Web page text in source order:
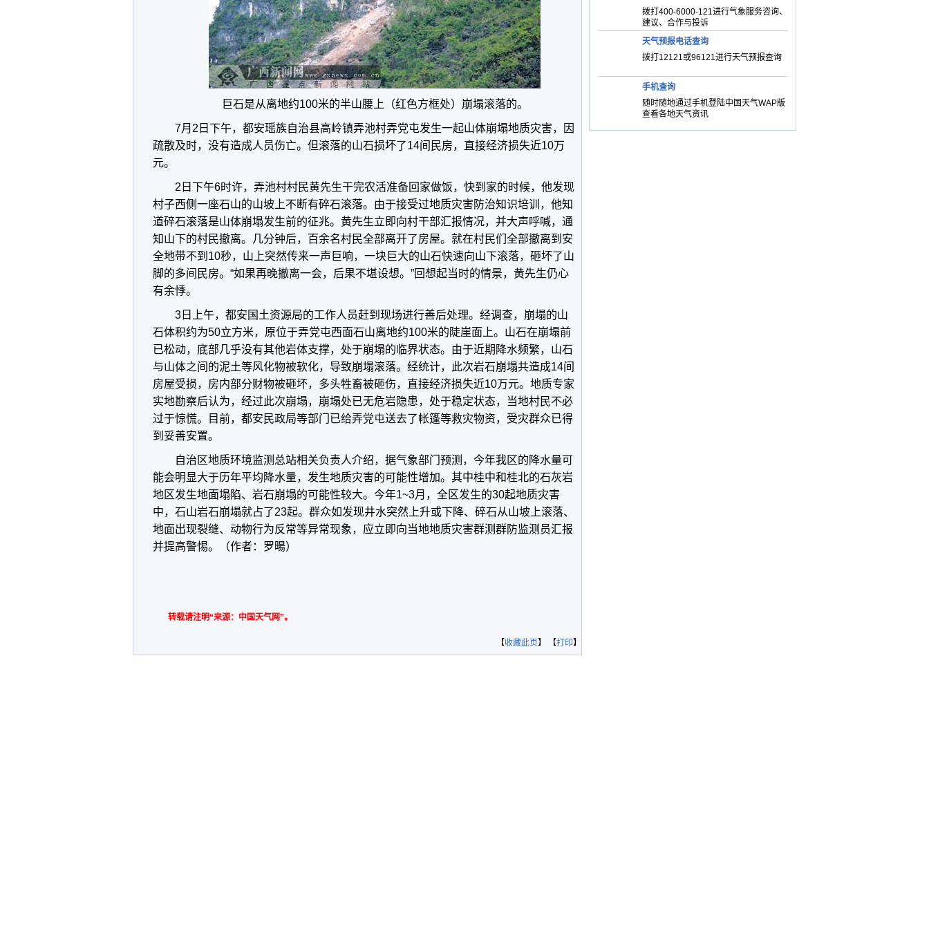
巨石是从离地约100米的半山腰上（红色方框处）崩塌滚落的。
7月2日下午，都安瑶族自治县高岭镇弄池村弄党屯发生一起山体崩塌地质灾害，因
疏散及时，没有造成人员伤亡。但滚落的山石损坏了14间民房，直接经济损失近10万
元。
2日下午6时许，弄池村村民黄先生干完农活准备回家做饭，快到家的时候，他发现
村子西侧一座石山的山坡上不断有碎石滚落。由于接受过地质灾害防治知识培训，他知
道碎石滚落是山体崩塌发生前的征兆。黄先生立即向村干部汇报情况，并大声呼喊，通
知山下的村民撤离。几分钟后，百余名村民全部离开了房屋。就在村民们全部撤离到安
全地带不到10秒，山上突然传来一声巨响，一块巨大的山石快速向山下滚落，砸坏了山
脚的多间民房。“如果再晚撤离一会，后果不堪设想。”回想起当时的情景，黄先生仍心
有余悸。
3日上午，都安国土资源局的工作人员赶到现场进行善后处理。经调查，崩塌的山
石体积约为50立方米，原位于弄党屯西面石山离地约100米的陡崖面上。山石在崩塌前
已松动，底部几乎没有其他岩体支撑，处于崩塌的临界状态。由于近期降水频繁，山石
与山体之间的泥土等风化物被软化，导致崩塌滚落。经统计，此次岩石崩塌共造成14间
房屋受损，房内部分财物被砸坏，多头牲畜被砸伤，直接经济损失近10万元。地质专家
实地勘察后认为，经过此次崩塌，崩塌处已无危岩隐患，处于稳定状态，当地村民不必
过于惊慌。目前，都安民政局等部门已给弄党屯送去了帐篷等救灾物资，受灾群众已得
到妥善安置。
自治区地质环境监测总站相关负责人介绍，据气象部门预测，今年我区的降水量可
能会明显大于历年平均降水量，发生地质灾害的可能性增加。其中桂中和桂北的石灰岩
地区发生地面塌陷、岩石崩塌的可能性较大。今年1~3月，全区发生的30起地质灾害
中，石山岩石崩塌就占了23起。群众如发现井水突然上升或下降、碎石从山坡上滚落、
地面出现裂缝、动物行为反常等异常现象，应立即向当地地质灾害群测群防监测员汇报
并提高警惕。（作者：罗暘）
转载请注明“来源：中国天气网”。
【收藏此页】 【打印】
拨打400-6000-121进行气象服务咨询、
建议、合作与投诉
天气预报电话查询
拨打12121或96121进行天气预报查询
手机查询
随时随地通过手机登陆中国天气WAP版
查看各地天气资讯